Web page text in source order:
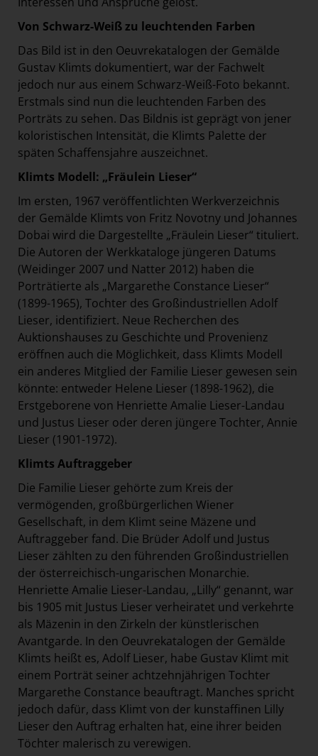
Von Schwarz-Weiß zu leuchtenden Farben
Das Bild ist in den Oeuvrekatalogen der Gemälde
Gustav Klimts dokumentiert, war der Fachwelt
jedoch nur aus einem Schwarz-Weiß-Foto bekannt.
Erstmals sind nun die leuchtenden Farben des
Porträts zu sehen. Das Bildnis ist geprägt von jener
koloristischen Intensität, die Klimts Palette der
späten Schaffensjahre auszeichnet.
Klimts Modell: „Fräulein Lieser“
Im ersten, 1967 veröffentlichten Werkverzeichnis
der Gemälde Klimts von Fritz Novotny und Johannes
Dobai wird die Dargestellte „Fräulein Lieser“ tituliert.
Die Autoren der Werkkataloge jüngeren Datums
(Weidinger 2007 und Natter 2012) haben die
Porträtierte als „Margarethe Constance Lieser“
(1899-1965), Tochter des Großindustriellen Adolf
Lieser, identifiziert. Neue Recherchen des
Auktionshauses zu Geschichte und Provenienz
eröffnen auch die Möglichkeit, dass Klimts Modell
ein anderes Mitglied der Familie Lieser gewesen sein
könnte: entweder Helene Lieser (1898-1962), die
Erstgeborene von Henriette Amalie Lieser-Landau
und Justus Lieser oder deren jüngere Tochter, Annie
Lieser (1901-1972).
Klimts Auftraggeber
Die Familie Lieser gehörte zum Kreis der
vermögenden, großbürgerlichen Wiener
Gesellschaft, in dem Klimt seine Mäzene und
Auftraggeber fand. Die Brüder Adolf und Justus
Lieser zählten zu den führenden Großindustriellen
der österreichisch-ungarischen Monarchie.
Henriette Amalie Lieser-Landau, „Lilly“ genannt, war
bis 1905 mit Justus Lieser verheiratet und verkehrte
als Mäzenin in den Zirkeln der künstlerischen
Avantgarde. In den Oeuvrekatalogen der Gemälde
Klimts heißt es, Adolf Lieser, habe Gustav Klimt mit
einem Porträt seiner achtzehnjährigen Tochter
Margarethe Constance beauftragt. Manches spricht
jedoch dafür, dass Klimt von der kunstaffinen Lilly
Lieser den Auftrag erhalten hat, eine ihrer beiden
Töchter malerisch zu verewigen.